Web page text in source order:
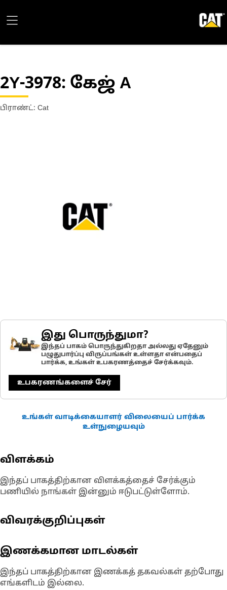
2Y-3978: கேஜ் A
பிராண்ட்: Cat
இது பொருந்துமா?
இந்தப் பாகம் பொருந்துகிறதா அல்லது ஏதேனும்
பழுதுபார்ப்பு விருப்பங்கள் உள்ளதா என்பதைப்
பார்க்க, உங்கள் உபகரணத்தைச் சேர்க்கவும்.
உபகரணங்களைச் சேர்
உங்கள் வாடிக்கையாளர் விலையைப் பார்க்க
உள்நுழையவும்
விளக்கம்
இந்தப் பாகத்திற்கான விளக்கத்தைச் சேர்க்கும்
பணியில் நாங்கள் இன்னும் ஈடுபட்டுள்ளோம்.
விவரக்குறிப்புகள்
இணக்கமான மாடல்கள்
இந்தப் பாகத்திற்கான இணக்கத் தகவல்கள் தற்போது
எங்களிடம் இல்லை.